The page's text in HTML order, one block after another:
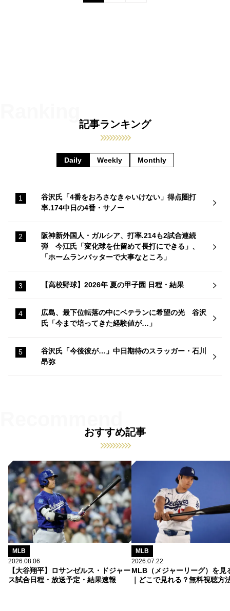
記事ランキング
Daily Weekly Monthly
谷沢氏「4番をおろさなきゃいけない」得点圏打
率.174中日の4番・サノー
阪神新外国人・ガルシア、打率.214も2試合連続
弾 今江氏「変化球を仕留めて長打にできる」、
「ホームランバッターで大事なところ」
【高校野球】2026年 夏の甲子園 日程・結果
広島、最下位転落の中にベテランに希望の光 谷沢
氏「今まで培ってきた経験値が…」
谷沢氏「今後彼が…」中日期待のスラッガー・石川
昂弥
おすすめ記事
MLB
2026.08.06
【大谷翔平】ロサンゼルス・ドジャー
ス試合日程・放送予定・結果速報
MLB
2026.07.22
MLB（メジャーリーグ）を見
｜どこで見れる？無料視聴方